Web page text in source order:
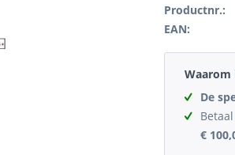
Productnr.:
EAN:
Waarom
De
€